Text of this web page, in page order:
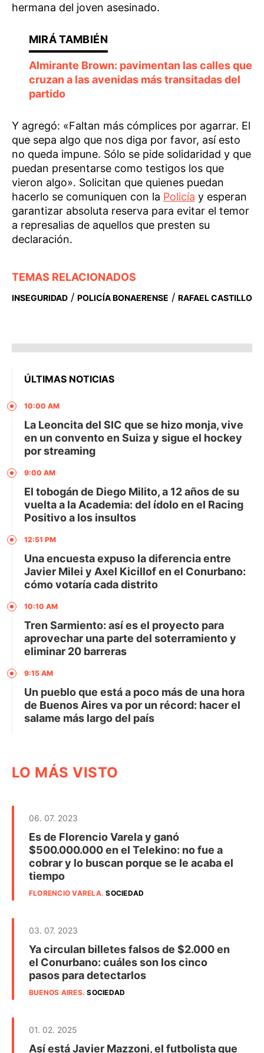
hermana del joven asesinado.
Almirante Brown: pavimentan las calles que
cruzan a las avenidas más transitadas del
partido
Y agregó: «Faltan más cómplices por agarrar. El
que sepa algo que nos diga por favor, así esto
no queda impune. Sólo se pide solidaridad y que
puedan presentarse como testigos los que
vieron algo». Solicitan que quienes puedan
hacerlo se comuniquen con la Policía y esperan
garantizar absoluta reserva para evitar el temor
a represalias de aquellos que presten su
declaración.
TEMAS RELACIONADOS
INSEGURIDAD / POLICÍA BONAERENSE / RAFAEL CASTILLO
ÚLTIMAS NOTICIAS
10:00 AM
La Leoncita del SIC que se hizo monja, vive
en un convento en Suiza y sigue el hockey
por streaming
9:00 AM
El tobogán de Diego Milito, a 12 años de su
vuelta a la Academia: del ídolo en el Racing
Positivo a los insultos
12:51 PM
Una encuesta expuso la diferencia entre
Javier Milei y Axel Kicillof en el Conurbano:
cómo votaría cada distrito
10:10 AM
Tren Sarmiento: así es el proyecto para
aprovechar una parte del soterramiento y
eliminar 20 barreras
9:15 AM
Un pueblo que está a poco más de una hora
de Buenos Aires va por un récord: hacer el
salame más largo del país
LO MÁS VISTO
06. 07. 2023
Es de Florencio Varela y ganó
$500.000.000 en el Telekino: no fue a
cobrar y lo buscan porque se le acaba el
tiempo
FLORENCIO VARELA.SOCIEDAD
03. 07. 2023
Ya circulan billetes falsos de $2.000 en
el Conurbano: cuáles son los cinco
pasos para detectarlos
BUENOS AIRES.SOCIEDAD
01. 02. 2025
Así está Javier Mazzoni, el futbolista que